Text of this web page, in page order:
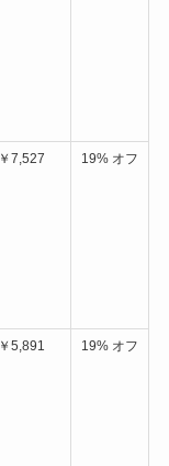
￥7,527 19% オフ
￥5,891 19% オフ